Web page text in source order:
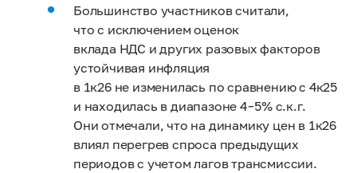
Большинство участников считали,
что с исключением оценок
вклада НДС и других разовых факторов
устойчивая инфляция
в 1к26 не изменилась по сравнению с 4к25
и находилась в диапазоне 4 – 5% с.к.г.
Они отмечали, что на динамику цен в 1к26
влиял перегрев спроса предыдущих
периодов с учетом лагов трансмиссии.